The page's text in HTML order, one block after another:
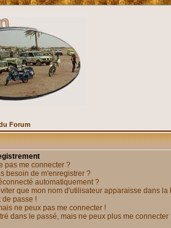
Forum
pas me connecter ?
besoin de m'enregistrer ?
automatiquement ?
que mon nom d'utilisateur apparaisse dans
de passe !
ne peux pas me connecter !
dans le passé, mais ne peux plus me connecter